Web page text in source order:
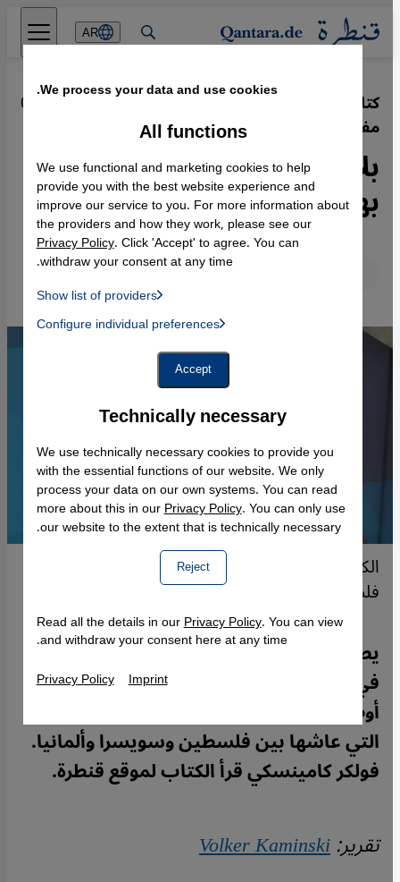
Direkt zum Inhalt springen
AR
كتاب عارف حجاج "ثلاث هويات ووطن
مفقود"
·
05.09.2023
بلا وطن فلسطيني ولكن
بهويات عديدة
English عربي
الكاتب والباحث السياسي عارف حجاج – بين
فلسطين وسويسرا وألمانيا.
يصف الكاتب والباحث السياسي عارف حجاج
في كتابه الصادر بالألمانية بعنوان "ثلاثة
أوطان بلا وطن" تجاربه الشخصية من حياته
التي عاشها بين فلسطين وسويسرا وألمانيا.
فولكر كامينسكي قرأ الكتاب لموقع قنطرة.
تقرير:Volker Kaminski
We process your data and use cookies.
Technically necessary
We use technically necessary cookies to provide you
with the essential functions of our website. We only
process your data on our own systems. You can read
more about this in ourPrivacy Policy. You can only use
our website to the extent that is technically necessary.
Reject
All functions
We use functional and marketing cookies to help
provide you with the best website experience and
improve our service to you. For more information about
the providers and how they work, please see our
Privacy Policy. Click 'Accept' to agree. You can
withdraw your consent at any time.
Show list of providers
Instagram Embed, Twitter Embed, Youtube Embed
Facebook Embed / Facebook Connect
Google Maps Embed
Configure individual preferences
Accept
Read all the details in ourPrivacy Policy. You can view
and withdraw your consent here at any time.
Privacy Policy Imprint